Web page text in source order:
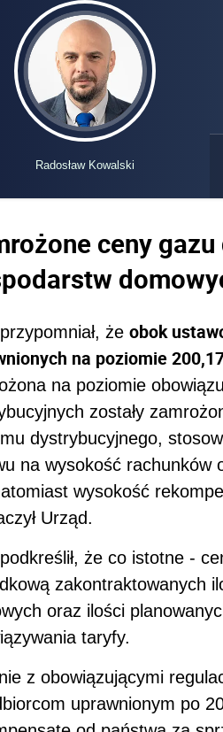
Radosław Kowalski
ceny
że obok
na poziomie
na poziomie
zostały
dystrybucyjnego,
na wysokość
wysokość
Urząd.
że co istotne -
zakontraktowanych
oraz ilości
taryfy.
z obowiązującymi
uprawnionym po